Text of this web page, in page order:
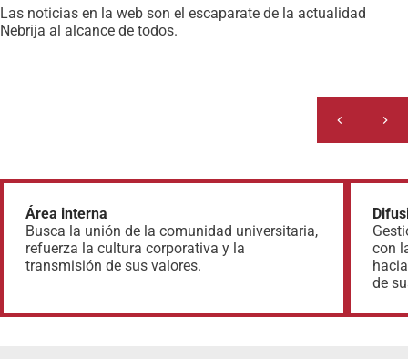
Las noticias en la web son el escaparate de la actualidad
Nebrija al alcance de todos.
Área interna
Busca la unión de la comunidad universitaria,
refuerza la cultura corporativa y la
transmisión de sus valores.
con
de